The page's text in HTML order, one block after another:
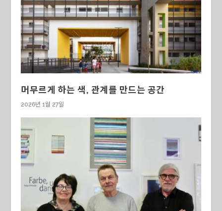
머무르게 하는 색, 관계를 만드는 공간
2026년 1월 27일